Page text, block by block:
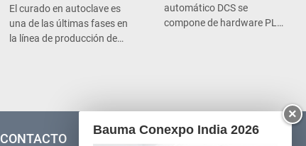
El curado en autoclave es
una de las últimas fases en
la línea de producción de
automático DCS se
compone de hardware PLC
mantenimiento
conveniente.
CONTACTO
×
Bauma Conexpo India 2026